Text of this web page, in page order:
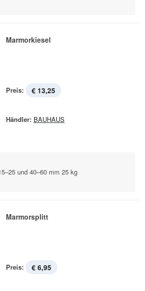
Marmorkiesel
Preis: € 13,25
Händler: BAUHAUS
und 40–60 mm 25 kg
Marmorsplitt
Preis: € 6,95